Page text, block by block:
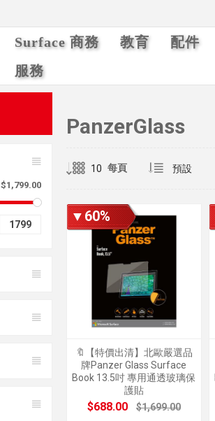
Surface 商務 教育 配件
服務
PanzerGlass
每頁
▼60%
🔖【特價出清】北歐嚴選品
牌Panzer Glass Surface
Book 13.5吋 專用通透玻璃保
護貼
$688.00 $1,699.00
$1,799.00
1799